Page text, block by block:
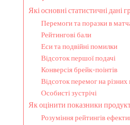
Які основні статистичні дані
Перемоги та поразки в
Рейтингові бали
Еси та подвійні помилки
Відсоток першої подачі
Конверсія брейк-поінтів
Відсоток перемог на різних
Особисті зустрічі
Як оцінити показники
Розуміння рейтингів